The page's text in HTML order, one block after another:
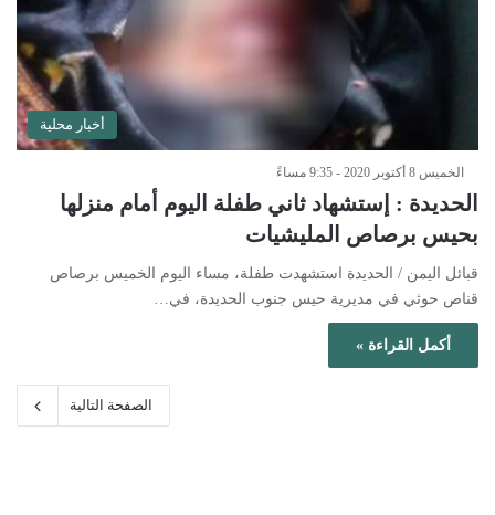
أخبار محلية
الخميس 8 أكتوبر 2020 - 9:35 مساءً
الحديدة : إستشهاد ثاني طفلة اليوم أمام منزلها
بحيس برصاص المليشيات
قبائل اليمن / الحديدة استشهدت طفلة، مساء اليوم الخميس برصاص
قناص حوثي في مديرية حيس جنوب الحديدة، في…
أكمل القراءة »
الصفحة التالية